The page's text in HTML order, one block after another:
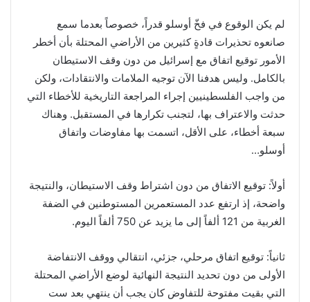
لم يكن الوقوع في فخّ أوسلو قدراً، خصوصاً بعدما سمع
صانعوه تحذيرات قادةٍ كثيرين من الأراضي المحتلة بأن أخطر
الأمور توقيع اتفاق مع إسرائيل من دون وقف الاستيطان
بالكامل. وليس هدفنا الآن توجيه الملامات والانتقادات، ولكن
من واجب الفلسطينيين إجراء المراجعة التاريخية للأخطاء التي
حدثت والاعتراف بها، لتجنب تكرارها في المستقبل. وهناك
سبعة أخطاء، على الأقل، اتسمت بها مفاوضات واتفاق
أوسلو…
أولاً: توقيع الاتفاق من دون اشتراط وقف الاستيطان، والنتيجة
واضحة، إذ ارتفع عدد المستعمرين المستوطنين في الضفة
الغربية من 121 ألفاً إلى ما يزيد عن 750 ألفاً اليوم.
ثانياً: توقيع اتفاق مرحلي، جزئي، انتقالي ووقف الانتفاضة
الأولى من دون تحديد النتيجة النهائية لوضع الأراضي المحتلة
التي بقيت مفتوحة للتفاوض كان يجب أن ينتهي بعد ست